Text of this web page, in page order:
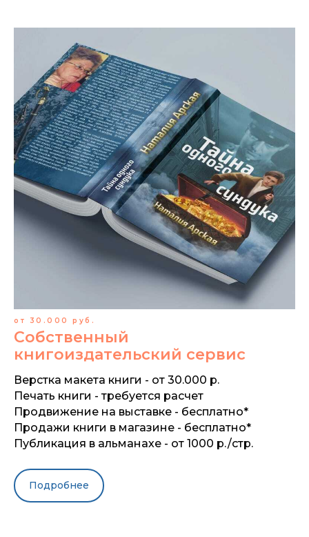
от 30.000 руб.
Собственный
книгоиздательский сервис
Верстка макета книги - от 30.000 р.
Печать книги - требуется расчет
Продвижение на выставке - бесплатно*
Продажи книги в магазине - бесплатно*
Публикация в альманахе - от 1000 р./стр.
Подробнее